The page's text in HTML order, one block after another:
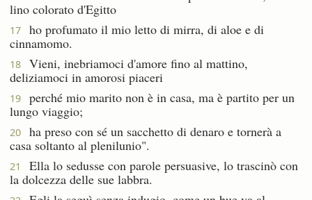
lino colorato d'Egitto
17
ho profumato il mio letto di mirra, di aloe e di
cinnamomo.
18
Vieni, inebriamoci d'amore fino al mattino,
deliziamoci in amorosi piaceri
19
perché mio marito non è in casa, ma è partito per un
lungo viaggio;
20
ha preso con sé un sacchetto di denaro e tornerà a
casa soltanto al plenilunio".
21
Ella lo sedusse con parole persuasive, lo trascinò con
la dolcezza delle sue labbra.